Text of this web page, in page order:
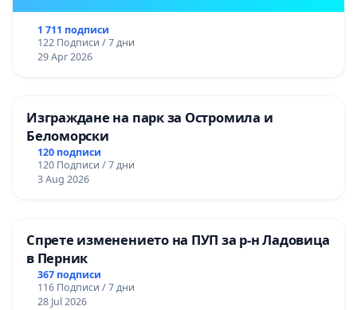
1 711 подписи
122 Подписи / 7 дни
29 Apr 2026
Изграждане на парк за Остромила и
Беломорски
120 подписи
120 Подписи / 7 дни
3 Aug 2026
Спрете изменението на ПУП за р-н Ладовица
в Перник
367 подписи
116 Подписи / 7 дни
28 Jul 2026